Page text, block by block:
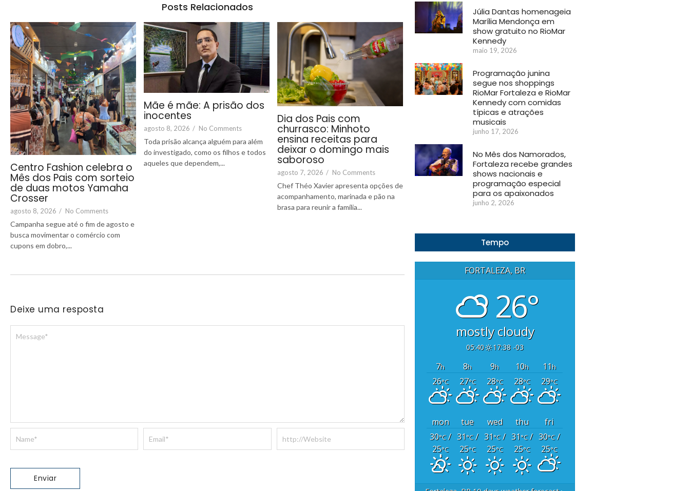
Posts Relacionados
Centro Fashion celebra o
Mês dos Pais com sorteio
de duas motos Yamaha
Crosser
agosto 8, 2026 / No Comments
Campanha segue até o fim de agosto e
busca movimentar o comércio com
cupons em dobro,...
Mãe é mãe: A prisão dos
inocentes
agosto 8, 2026 / No Comments
Toda prisão alcança alguém para além
do investigado, como os filhos e todos
aqueles que dependem,...
Dia dos Pais com
churrasco: Minhoto
ensina receitas para
deixar o domingo mais
saboroso
agosto 7, 2026 / No Comments
Chef Théo Xavier apresenta opções de
acompanhamento, marinada e pão na
brasa para reunir a família...
Deixe uma resposta
Júlia Dantas homenageia
Marília Mendonça em
show gratuito no RioMar
Kennedy
maio 19, 2026
Programação junina
segue nos shoppings
RioMar Fortaleza e RioMar
Kennedy com comidas
típicas e atrações
musicais
junho 17, 2026
No Mês dos Namorados,
Fortaleza recebe grandes
shows nacionais e
programação especial
para os apaixonados
junho 2, 2026
Tempo
FORTALEZA, BR
26°
mostly cloudy
05:40 17:38 -03
7h 8h 9h 10h 11h
26°C 27°C 28°C 28°C 29°C
mon tue wed thu
fri
30°C/
25°C
31°C/
25°C
31°C/
25°C
31°C/
25°C
30°C/
25°C